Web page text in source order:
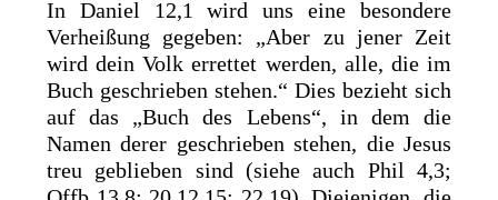
In Daniel 12,1 wird uns eine besondere
Verheißung gegeben: „Aber zu jener Zeit
wird dein Volk errettet werden, alle, die im
Buch geschrieben stehen.“ Dies bezieht sich
auf das „Buch des Lebens“, in dem die
Namen derer geschrieben stehen, die Jesus
treu geblieben sind (siehe auch Phil 4,3;